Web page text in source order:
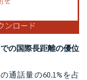
の国際長距離の優位
通話量の60.1%を占